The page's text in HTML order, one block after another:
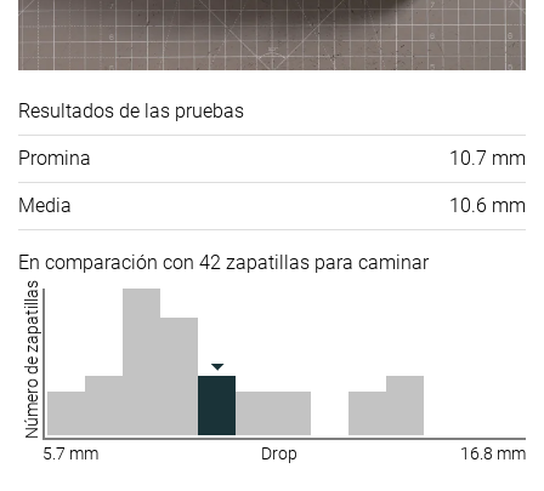
Resultados de las pruebas
Promina 10.7 mm
Media 10.6 mm
En comparación con 42 zapatillas para caminar
Número de zapatillas
5.7 mm Drop 16.8 mm